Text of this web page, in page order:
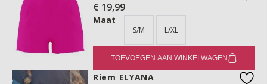
€ 19,99
Maat
S/M L/XL
TOEVOEGEN AAN WINKELWAGEN
Riem ELYANA